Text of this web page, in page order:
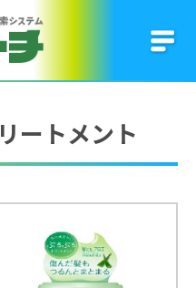
ートメント